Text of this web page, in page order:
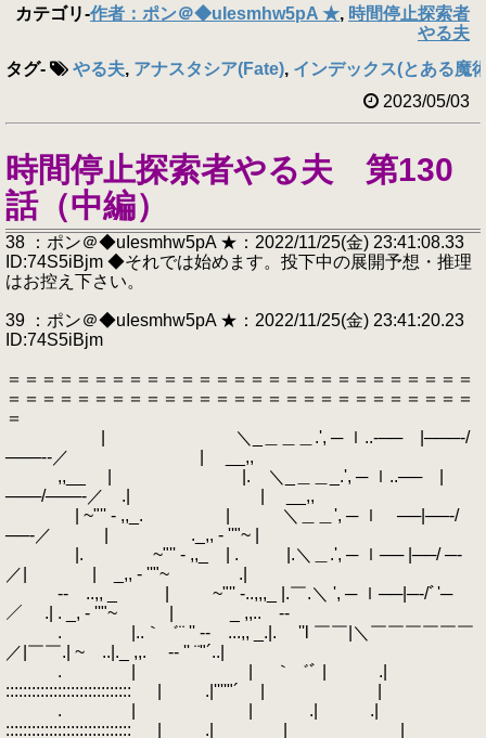
カテゴリ-作者：ポン＠◆uIesmhw5pA ★, 時間停止探索者
やる夫
タグ- やる夫, アナスタシア(Fate), インデックス(とある魔
2023/05/03
時間停止探索者やる夫 第130
話（中編）
38 ：ポン＠◆uIesmhw5pA ★：2022/11/25(金) 23:41:08.33
ID:74S5iBjm ◆それでは始めます。投下中の展開予想・推理
はお控え下さい。
39 ：ポン＠◆uIesmhw5pA ★：2022/11/25(金) 23:41:20.23
ID:74S5iBjm
＝＝＝＝＝＝＝＝＝＝＝＝＝＝＝＝＝＝＝＝＝＝＝＝＝＝＝
＝＝＝＝＝＝＝＝＝＝＝＝＝＝＝＝＝＝＝＝＝＝＝＝＝＝＝
＝
| ＼_＿＿＿.', ─ ｌ..‐── |───‐/
───‐‐／ | __,,
,,__ | |. ＼_＿＿_.', ─ ｌ..── |
───/───‐／ .| | __,,
| ~"'' - ,,_. | ＼＿＿', ─ ｌ ──|──‐/
──‐／ | ._,, - ''"~ |
|. ~"'' - ,,_ | . |.＼＿.', ─ ｌ── |──/ ─‐
／| | _,, - ''"~ .|
‐- ..,, _ | ~"'' -..,,,_ |.￣.＼ ', ─ ｌ──|─‐/ﾞ'─
／ .| . _, - ''"~ | _ ,,.. -‐
. |..｀゛¨ '' ‐- ...,, _.|. ''l ￣￣|＼￣￣￣￣￣￣
／|￣￣.| ~ ..|._ ,,. -‐ '' ¨"´..|
. | | ｀゛ﾞ | .|
::::::::::::::::::::::::::::: | .|''''"´ | |
. | | .| .|
::::::::::::::::::::::::::::: | .| | |